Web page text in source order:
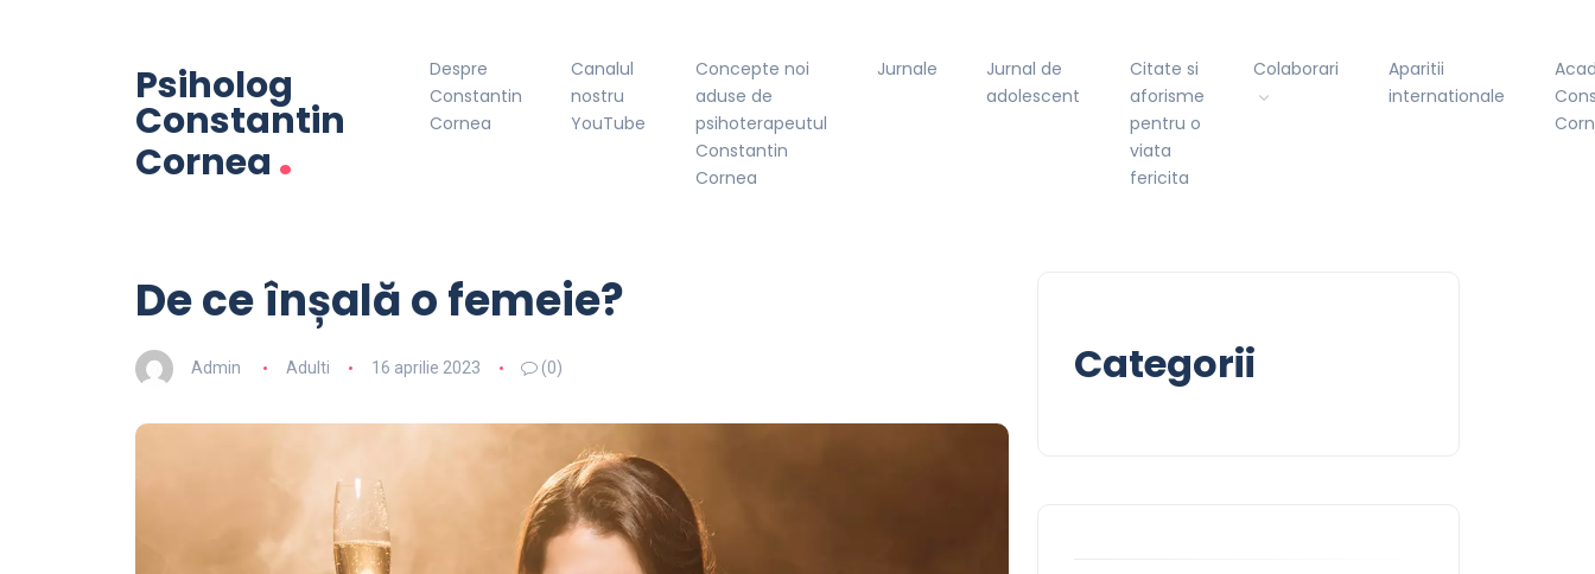
Psiholog
Constantin
Cornea.
Despre
Constantin
Cornea
Canalul
nostru
YouTube
Concepte noi
aduse de
psihoterapeutul
Constantin
Cornea
Jurnale
Jurnal de
adolescent
Citate si
aforisme
pentru o
viata
fericita
Colaborari
Aparitii
internationale
De ce înșală o femeie?
Admin Adulti 16 aprilie 2023 (0) Categorii